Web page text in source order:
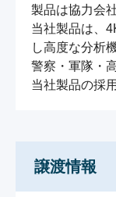
製品は協力会
当社製品は、
し高度な分析
警察・軍隊・
当社製品の採
譲渡情報